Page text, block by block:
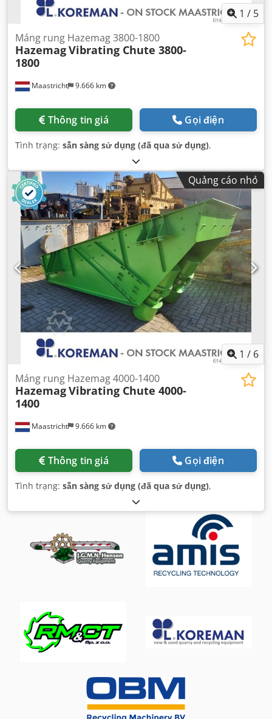
1 / 5
Maastricht 9.666 km
Máng rung Hazemag 3800-1800
HazemagVibrating Chute 3800-
1800
Thông tin giá Gọi điện
Tình trạng: sẵn sàng sử dụng (đã qua sử dụng),
Quảng cáo nhỏ
1 / 6
Maastricht 9.666 km
Máng rung Hazemag 4000-1400
HazemagVibrating Chute 4000-
1400
Thông tin giá Gọi điện
Tình trạng: sẵn sàng sử dụng (đã qua sử dụng),